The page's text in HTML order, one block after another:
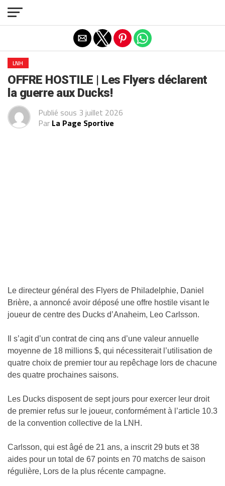
LNH
OFFRE HOSTILE | Les Flyers déclarent
la guerre aux Ducks!
Publié sous 3 juillet 2026
Par La Page Sportive
Le directeur général des Flyers de Philadelphie, Daniel
Brière, a annoncé avoir déposé une offre hostile visant le
joueur de centre des Ducks d’Anaheim, Leo Carlsson.
Il s’agit d’un contrat de cinq ans d’une valeur annuelle
moyenne de 18 millions $, qui nécessiterait l’utilisation de
quatre choix de premier tour au repêchage lors de chacune
des quatre prochaines saisons.
Les Ducks disposent de sept jours pour exercer leur droit
de premier refus sur le joueur, conformément à l’article 10.3
de la convention collective de la LNH.
Carlsson, qui est âgé de 21 ans, a inscrit 29 buts et 38
aides pour un total de 67 points en 70 matchs de saison
régulière, Lors de la plus récente campagne.